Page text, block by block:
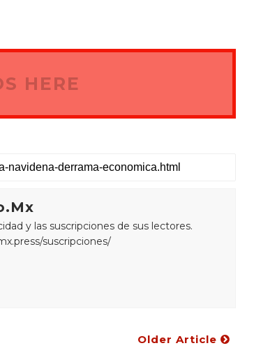
HERE
y las suscripciones de sus lectores.
suscripciones/
Older Article